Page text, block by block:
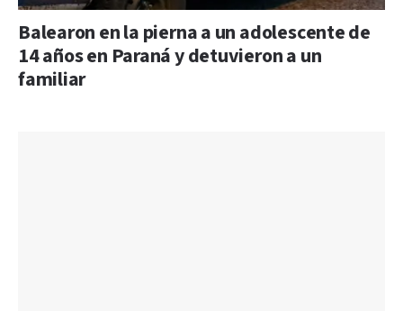
Balearon en la pierna a un adolescente de
14 años en Paraná y detuvieron a un
familiar